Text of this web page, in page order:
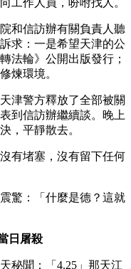
和信訪辦有關負責人聽
求：一是希望天津的公
法輪》公開出版發行；
煉環境。
津警方釋放了全部被關
到信訪辦繼續談。晚上
，平靜散去。
有堵塞，沒有留下任何
驚：「什麼是德？這就
日屠殺
秘聞：「4.25」那天江